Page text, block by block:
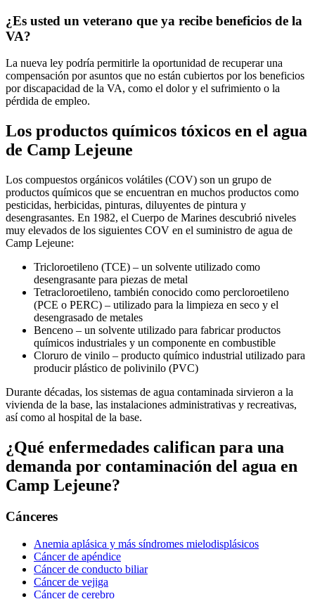
¿Es usted un veterano que ya recibe beneficios de la
VA?
La nueva ley podría permitirle la oportunidad de recuperar una
compensación por asuntos que no están cubiertos por los beneficios
por discapacidad de la VA, como el dolor y el sufrimiento o la
pérdida de empleo.
Los productos químicos tóxicos en el agua
de Camp Lejeune
Los compuestos orgánicos volátiles (COV) son un grupo de
productos químicos que se encuentran en muchos productos como
pesticidas, herbicidas, pinturas, diluyentes de pintura y
desengrasantes. En 1982, el Cuerpo de Marines descubrió niveles
muy elevados de los siguientes COV en el suministro de agua de
Camp Lejeune:
Tricloroetileno (TCE) – un solvente utilizado como
desengrasante para piezas de metal
Tetracloroetileno, también conocido como percloroetileno
(PCE o PERC) – utilizado para la limpieza en seco y el
desengrasado de metales
Benceno – un solvente utilizado para fabricar productos
químicos industriales y un componente en combustible
Cloruro de vinilo – producto químico industrial utilizado para
producir plástico de polivinilo (PVC)
Durante décadas, los sistemas de agua contaminada sirvieron a la
vivienda de la base, las instalaciones administrativas y recreativas,
así como al hospital de la base.
¿Qué enfermedades califican para una
demanda por contaminación del agua en
Camp Lejeune?
Cánceres
Anemia aplásica y más síndromes mielodisplásicos
Cáncer de apéndice
Cáncer de conducto biliar
Cáncer de vejiga
Cáncer de cerebro